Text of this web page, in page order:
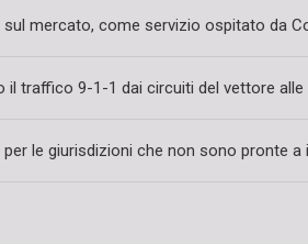
mercato, come servizio ospitato da
traffico 9-1-1 dai circuiti del vettore alle
le giurisdizioni che non sono pronte